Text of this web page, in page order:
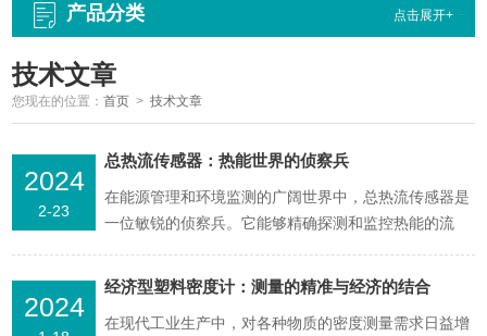
产品分类 点击展开+
技术文章
您现在的位置：首页 >技术文章
2024
2-23
总热流传感器：热能世界的侦察兵
在能源管理和环境监测的广阔世界中，总热流传感器是
一位敏锐的侦察兵。它能够精确探测和监控热能的流
总热流传感器的主要用途在于测量通过某一界面的热流
量。这些传感器广泛应用于建筑能效评估、工业过程控
制、暖通空调系统优化等领域，帮助我们理解和管理热
2024
经济型塑料密度计：测量的精准与经济的结合
在现代工业生产中，对各种物质的密度测量需求日益增